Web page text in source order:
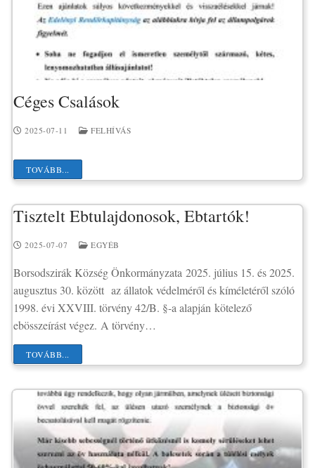
Céges Csalások
2025-07-11 FELHÍVÁS
TOVÁBB...
Tisztelt Ebtulajdonosok, Ebtartók!
2025-07-07 EGYÉB
Borsodszirák Község Önkormányzata 2025. július 15. és 2025.
augusztus 30. között az állatok védelméről és kíméletéről szóló
1998. évi XXVIII. törvény 42/B. §-a alapján kötelező
ebösszeírást végez. A törvény…
TOVÁBB...